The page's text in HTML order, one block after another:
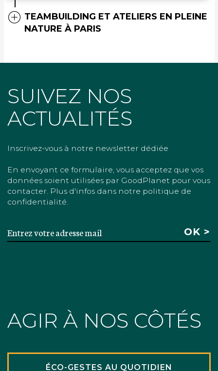
TEAMBUILDING ET ATELIERS EN PLEINE
NATURE À PARIS
SUIVEZ NOS
ACTUALITÉS
Inscrivez-vous à notre newsletter dédiée
En envoyant ce formulaire, vous acceptez que vos
données soient utilisées par GoodPlanet pour vous
contacter. Plus d'infos dans notre politique de
confidentialité.
AGIR À NOS CÔTÉS
ÉCO-GESTES AU QUOTIDIEN